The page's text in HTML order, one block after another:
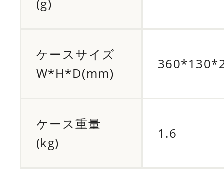
(g)
ケースサイズ
W*H*D(mm)
ケース重量
(kg)
1.6